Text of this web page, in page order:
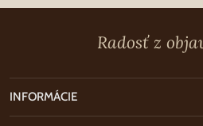
Radosť z
INFORMÁCIE